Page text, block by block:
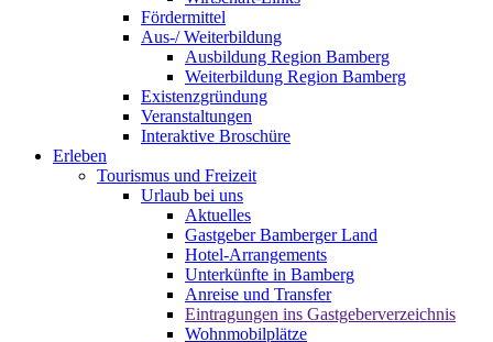
Fördermittel
Aus-/ Weiterbildung
Ausbildung Region Bamberg
Weiterbildung Region Bamberg
Existenzgründung
Veranstaltungen
Interaktive Broschüre
Erleben
Tourismus und Freizeit
Urlaub bei uns
Aktuelles
Gastgeber Bamberger Land
Hotel-Arrangements
Unterkünfte in Bamberg
Anreise und Transfer
Eintragungen ins Gastgeberverzeichnis
Wohnmobilplätze